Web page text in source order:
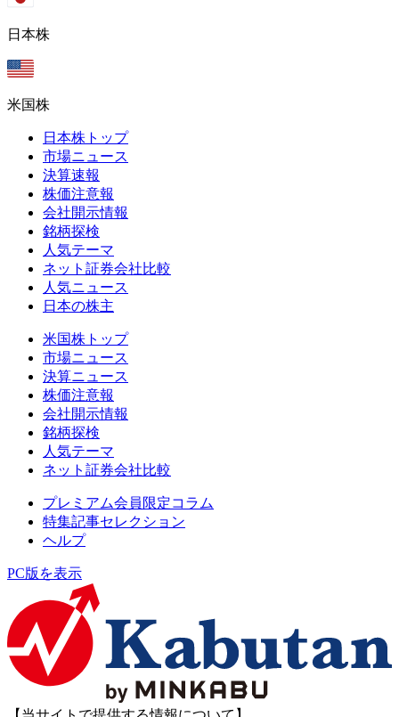
日本株
米国株
日本株トップ
市場ニュース
決算速報
株価注意報
会社開示情報
銘柄探検
人気テーマ
ネット証券会社比較
人気ニュース
日本の株主
米国株トップ
市場ニュース
決算ニュース
株価注意報
会社開示情報
銘柄探検
人気テーマ
ネット証券会社比較
プレミアム会員限定コラム
特集記事セレクション
ヘルプ
PC版を表示